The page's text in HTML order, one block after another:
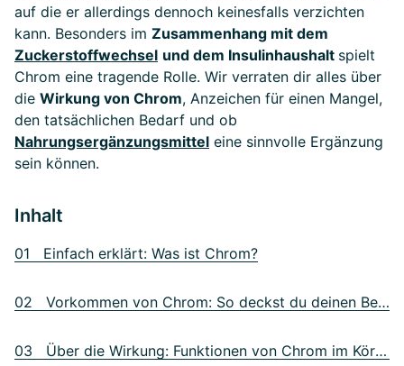
auf die er allerdings dennoch keinesfalls verzichten
kann. Besonders im Zusammenhang mit dem
Zuckerstoffwechsel und dem Insulinhaushalt spielt
Chrom eine tragende Rolle. Wir verraten dir alles über
die Wirkung von Chrom, Anzeichen für einen Mangel,
den tatsächlichen Bedarf und ob
Nahrungsergänzungsmittel eine sinnvolle Ergänzung
sein können.
Inhalt
01 Einfach erklärt: Was ist Chrom?
02 Vorkommen von Chrom: So deckst du deinen Bedarf
03 Über die Wirkung: Funktionen von Chrom im Körper